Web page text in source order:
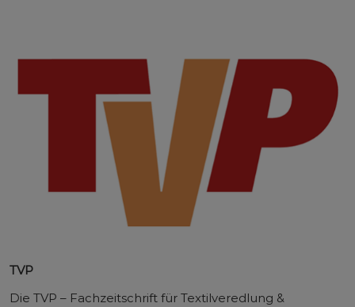
TVP
Die TVP – Fachzeitschrift für Textilveredlung &